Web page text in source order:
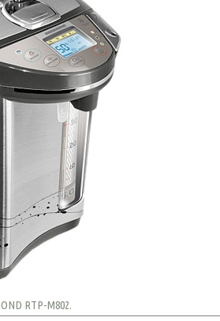
RTP-M802.